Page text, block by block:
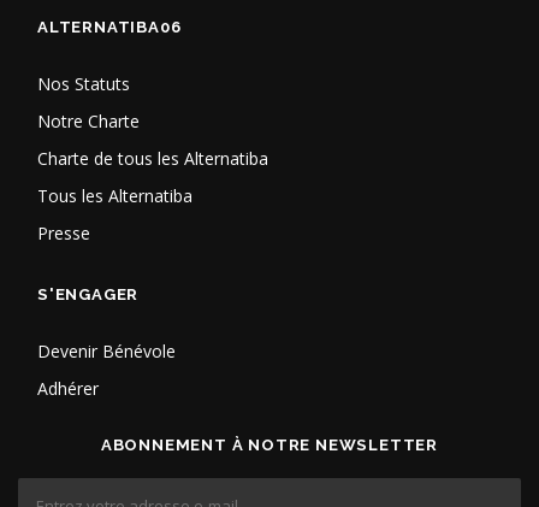
ALTERNATIBA06
Nos Statuts
Notre Charte
Charte de tous les Alternatiba
Tous les Alternatiba
Presse
S'ENGAGER
Devenir Bénévole
Adhérer
ABONNEMENT À NOTRE NEWSLETTER